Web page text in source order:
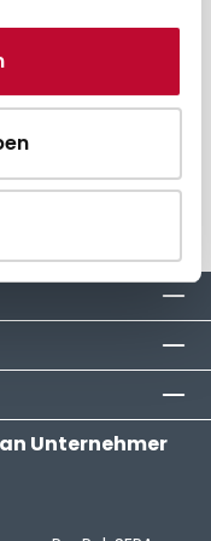
Unternehmer